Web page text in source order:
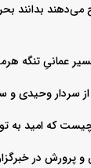
می‌دهند بدانند
سردار وحیدی
و پرورش در